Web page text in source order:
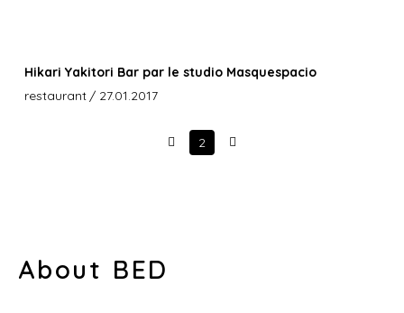
Hikari Yakitori Bar par le studio Masquespacio
restaurant / 27.01.2017
Prev 2 Next
About BED